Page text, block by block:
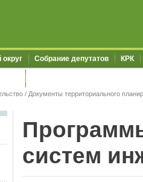
округ Собрание депутатов КРК
/ Документы территориального
систем